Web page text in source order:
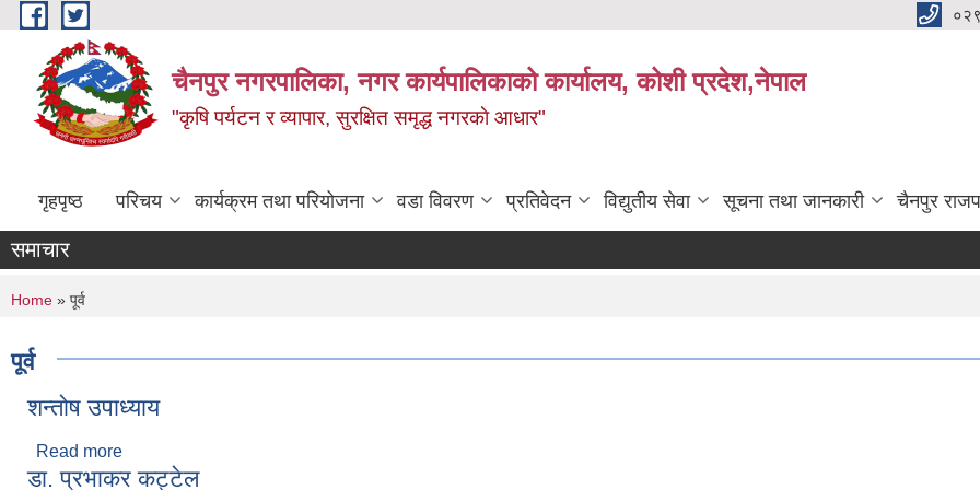
Skip to main content
चैनपुर नगरपालिका, नगर कार्यपालिकाको कार्यालय, कोशी प्रदेश,नेपाल
"कृषि पर्यटन र व्यापार, सुरक्षित समृद्ध नगरकाे आधार"
गृहपृष्ठ परिचय कार्यक्रम तथा परियोजना वडा विवरण प्रतिवेदन विद्युतीय सेवा सूचना तथा जानकारी चैनपुर
समाचार
You are here
Home » पूर्व
पूर्व
शन्तोष उपाध्याय
Read more
डा. प्रभाकर कट्टेल